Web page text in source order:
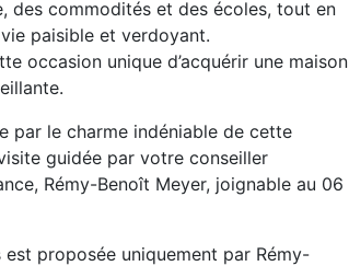
des commodités et des écoles, tout en
paisible et verdoyant.
occasion unique d’acquérir une maison
par le charme indéniable de cette
guidée par votre conseiller
Rémy-Benoît Meyer, joignable au 06
proposée uniquement par Rémy-